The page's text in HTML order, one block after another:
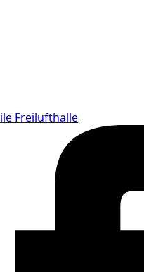
Freilufthalle